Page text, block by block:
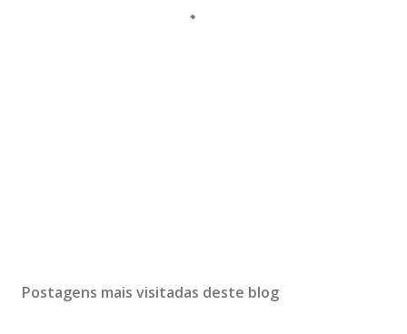
Postagens mais visitadas deste blog